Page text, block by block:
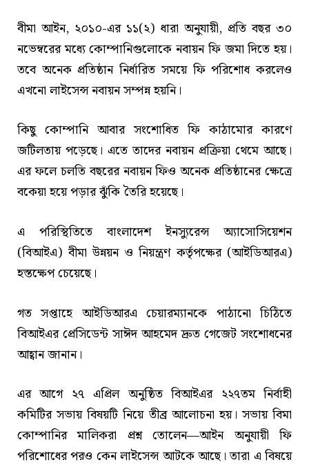
বীমা আইন, ২০১০-এর ১১(২) ধারা অনুযায়ী, প্রতি বছর ৩০
নভেম্বরের মধ্যে কোম্পানিগুলোকে নবায়ন ফি জমা দিতে হয়।
তবে অনেক প্রতিষ্ঠান নির্ধারিত সময়ে ফি পরিশোধ করলেও
এখনো লাইসেন্স নবায়ন সম্পন্ন হয়নি।
কিছু কোম্পানি আবার সংশোধিত ফি কাঠামোর কারণে
জটিলতায় পড়েছে। এতে তাদের নবায়ন প্রক্রিয়া থেমে আছে।
এর ফলে চলতি বছরের নবায়ন ফিও অনেক প্রতিষ্ঠানের ক্ষেত্রে
বকেয়া হয়ে পড়ার ঝুঁকি তৈরি হয়েছে।
এ পরিস্থিতিতে বাংলাদেশ ইনস্যুরেন্স অ্যাসোসিয়েশন
(বিআইএ) বীমা উন্নয়ন ও নিয়ন্ত্রণ কর্তৃপক্ষের (আইডিআরএ)
হস্তক্ষেপ চেয়েছে।
গত সপ্তাহে আইডিআরএ চেয়ারম্যানকে পাঠানো চিঠিতে
বিআইএর প্রেসিডেন্ট সাঈদ আহমেদ দ্রুত গেজেট সংশোধনের
আহ্বান জানান।
এর আগে ২৭ এপ্রিল অনুষ্ঠিত বিআইএর ২২৭তম নির্বাহী
কমিটির সভায় বিষয়টি নিয়ে তীব্র আলোচনা হয়। সভায় বিমা
কোম্পানির মালিকরা প্রশ্ন তোলেন—আইন অনুযায়ী ফি
পরিশোধের পরও কেন লাইসেন্স আটকে আছে। তারা এ বিষয়ে